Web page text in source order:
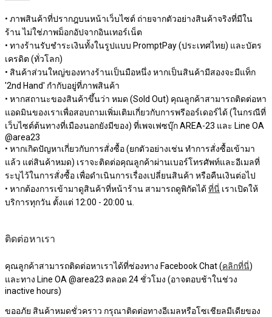
• ภาพสินค้าที่ปรากฎบนหน้าเว็บไซต์ ถ่ายจากตัวอย่างสินค้าจริงที่มีใน
ร้าน ไม่ใช่ภาพม็อกอัปจากอินเทอร์เน็ต
• ทางร้านรับชำระเงินทั้งในรูปแบบ PromptPay (ประเทศไทย) และบัตร
เครดิต (ทั่วโลก)
• สินค้าส่วนใหญ่ของทางร้านเป็นมือหนึ่ง หากเป็นสินค้ามีสองจะมีแท็ก
'2nd Hand' กำกับอยู่ที่ภาพสินค้า
• หากสถานะของสินค้าขึ้นว่า หมด (Sold Out) คุณลูกค้าสามารถติดต่อหา
แอดมินของเราเพื่อสอบถามเพิ่มเติมเกี่ยวกับการพรีออร์เดอร์ได้ (ในกรณีที่
เว็บไซต์ต้นทางที่เมืองนอกยังมีของ) ที่เพจเฟซบุ๊ก AREA-23 และ Line OA
@area23
• หากเกิดปัญหาเกี่ยวกับการสั่งซื้อ (ยกตัวอย่างเช่น ทำการสั่งซื้อเข้ามา
แล้ว แต่สินค้าหมด) เราจะติดต่อคุณลูกค้าผ่านเบอร์โทรศัพท์และอีเมลที่
ระบุไว้ในการสั่งซื้อ เพื่อดำเนินการเรื่องเปลี่ยนสินค้า หรือคืนเงินต่อไป
• หากต้องการเข้ามาดูสินค้าที่หน้าร้าน สามารถดูพิกัดได้ ที่นี่ เราเปิดให้
บริการทุกวัน ตั้งแต่ 12:00 - 20:00 น.
ติดต่อหาเรา
คุณลูกค้าสามารถติดต่อหาเราได้ที่ช่องทาง Facebook Chat (คลิกที่นี่)
และทาง Line OA @area23 ตลอด 24 ชั่วโมง (อาจตอบช้าในช่วง
inactive hours)
ขออภัย สินค้าหมดชั่วคราว กรุณาติดต่อทางอีเมลหรือโซเชียลมีเดียของ